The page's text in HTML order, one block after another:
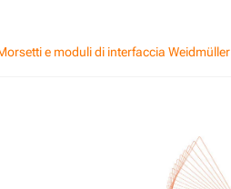
e moduli di interfaccia Weidmüller